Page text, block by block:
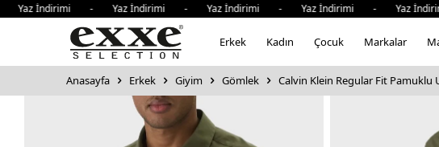
- Yaz İndirimi - Yaz İndirimi - Yaz İndirimi - Yaz
Erkek Kadın Çocuk Markalar
Anasayfa Erkek Giyim Gömlek Calvin Klein Regular Fit Pamuklu